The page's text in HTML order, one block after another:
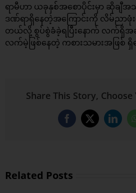
ရာမီဟာ ယခုနှစ်အစောပိုင်းမှာ ဆိုချီအ
ဒဏ်ရာရှိနေတဲ့အကြောင်းကို လိမ်ညာဖုံး
တယ်လို့ စွပ်စွဲခံခဲ့ရပြီးနောက် လက်ရှိအခ
လက်မဲ့ဖြစ်နေတဲ့ ကစားသမားအဖြစ် ရှိ
Share This Story,
Facebook
X
Related Posts